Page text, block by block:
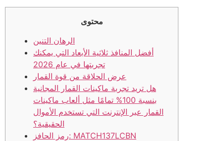
محتوى
الرهان التنين
أفضل المنافذ ثلاثية الأبعاد التي يمكنك
تجربتها في عام 2026
عرض الحلاقة من قوة القمار
هل تريد تجربة ماكينات القمار المجانية
بنسبة 100% تمامًا مثل ألعاب ماكينات
القمار عبر الإنترنت التي تستخدم الأموال
الحقيقية؟
رمز الحافز: MATCH137LCBN